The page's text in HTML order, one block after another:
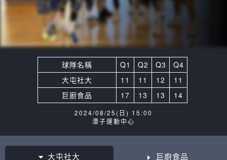
球隊名稱 Q1 Q2 Q3
Q4
大屯社大
11 11 12
11
巨廚食品
17 13 13 14
2024/08/25(日) 15:00
潭子運動中心
大屯社大 巨廚食品